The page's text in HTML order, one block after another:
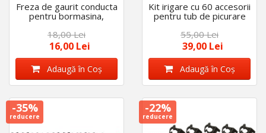
Freza de gaurit conducta
pentru bormasina,
diametru de 16 mm
18,00 Lei
16,00 Lei
Adaugă în Coş
Kit irigare cu 60 accesorii
pentru tub de picurare
de 16 mm
55,00 Lei
39,00 Lei
Adaugă în Coş
-35%
reducere
-22%
reducere